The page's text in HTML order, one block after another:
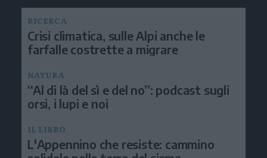
RICERCA
Crisi climatica, sulle Alpi anche le
farfalle costrette a migrare
NATURA
“Al di là del sì e del no”: podcast sugli
orsi, i lupi e noi
IL LIBRO
L'Appennino che resiste: cammino